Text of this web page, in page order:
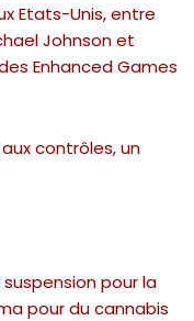
Etats-Unis, entre
Johnson et
Enhanced Games
contrôles, un
pour la
pour du cannabis